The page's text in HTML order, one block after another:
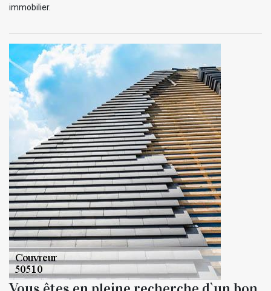
immobilier.